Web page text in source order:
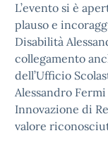
L’evento si è
plauso e
Disabilità
collegamento
dell’Ufficio
Alessandro Fermi
Innovazione di
valore